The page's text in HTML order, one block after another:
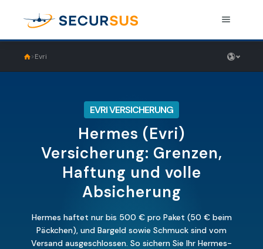
Nützliche Informationen
Versandvorbereitung
FAQ
Einloggen
>Evri
EVRI VERSICHERUNG
Hermes (Evri)
Versicherung: Grenzen,
Haftung und volle
Absicherung
Hermes haftet nur bis 500 € pro Paket (50 € beim
Päckchen), und Bargeld sowie Schmuck sind vom
Versand ausgeschlossen. So sichern Sie Ihr Hermes-